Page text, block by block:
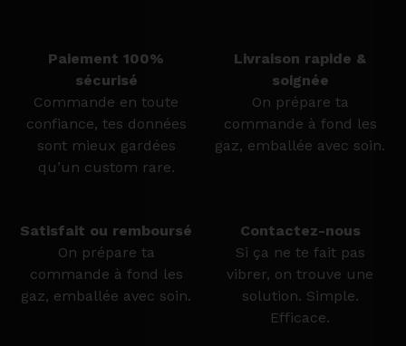
Paiement 100%
sécurisé
Commande en toute
confiance, tes données
sont mieux gardées
qu’un custom rare.
Livraison rapide &
soignée
On prépare ta
commande à fond les
gaz, emballée avec soin.
Satisfait ou remboursé
On prépare ta
commande à fond les
gaz, emballée avec soin.
Contactez-nous
Si ça ne te fait pas
vibrer, on trouve une
solution. Simple.
Efficace.